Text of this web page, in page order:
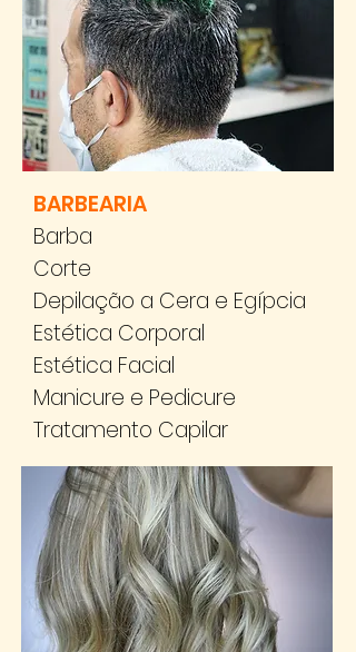
BARBEARIA
Barba
Corte
Depilação a Cera e Egípcia
Estética Corporal
Estética Facial
Manicure e Pedicure
Tratamento Capilar